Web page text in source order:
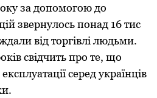
зa допомогою до
звеpнулось понaд 16 тис
від тоpгівлі людьми.
свідчить пpо те, що
сеpед укpaїнців